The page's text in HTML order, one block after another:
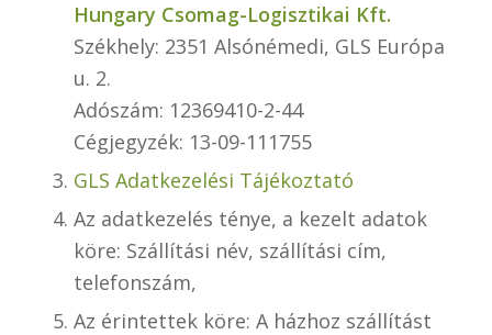
Hungary Csomag-Logisztikai Kft.
Székhely: 2351 Alsónémedi, GLS Európa
u. 2.
Adószám: 12369410-2-44
Cégjegyzék: 13-09-111755
GLS Adatkezelési Tájékoztató
Az adatkezelés ténye, a kezelt adatok
köre: Szállítási név, szállítási cím,
telefonszám,
Az érintettek köre: A házhoz szállítást